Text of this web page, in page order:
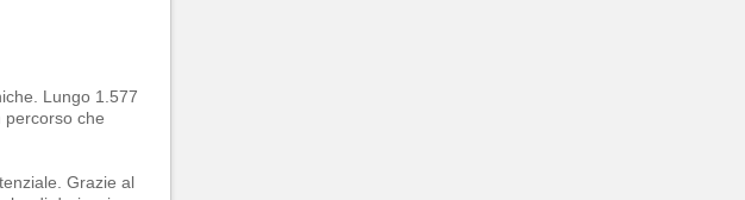
Lungo 1.577
percorso che
Grazie al